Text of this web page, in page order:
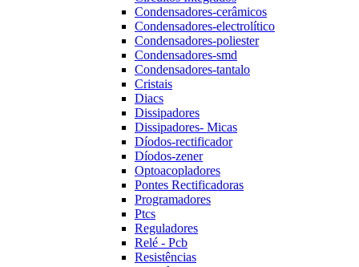
Condensadores-cerâmicos
Condensadores-electrolítico
Condensadores-poliester
Condensadores-smd
Condensadores-tantalo
Cristais
Diacs
Dissipadores
Dissipadores- Micas
Díodos-rectificador
Díodos-zener
Optoacopladores
Pontes Rectificadoras
Programadores
Ptcs
Reguladores
Relé - Pcb
Resistências